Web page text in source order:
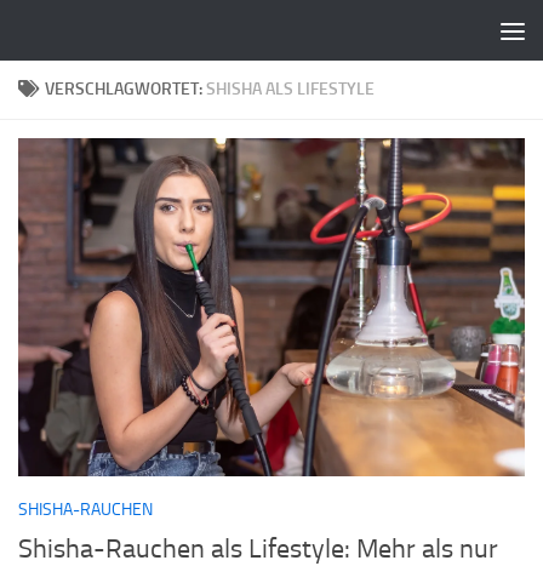
VERSCHLAGWORTET:SHISHA ALS LIFESTYLE
SHISHA-RAUCHEN
Shisha-Rauchen als Lifestyle: Mehr als nur